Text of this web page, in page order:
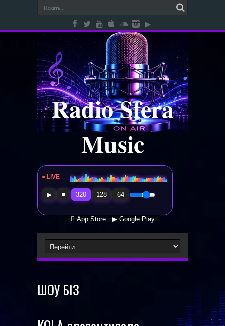
Radio Sfera
Music
● LIVE Radio Sfera Music
▶ ■ 320 128 64
 App Store ▶ Google Play
ШОУ БІЗ